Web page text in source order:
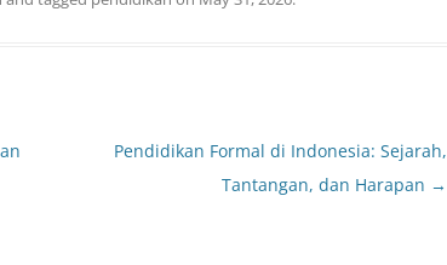
Pendidikan Formal di Indonesia: Sejarah,
Tantangan, dan Harapan →